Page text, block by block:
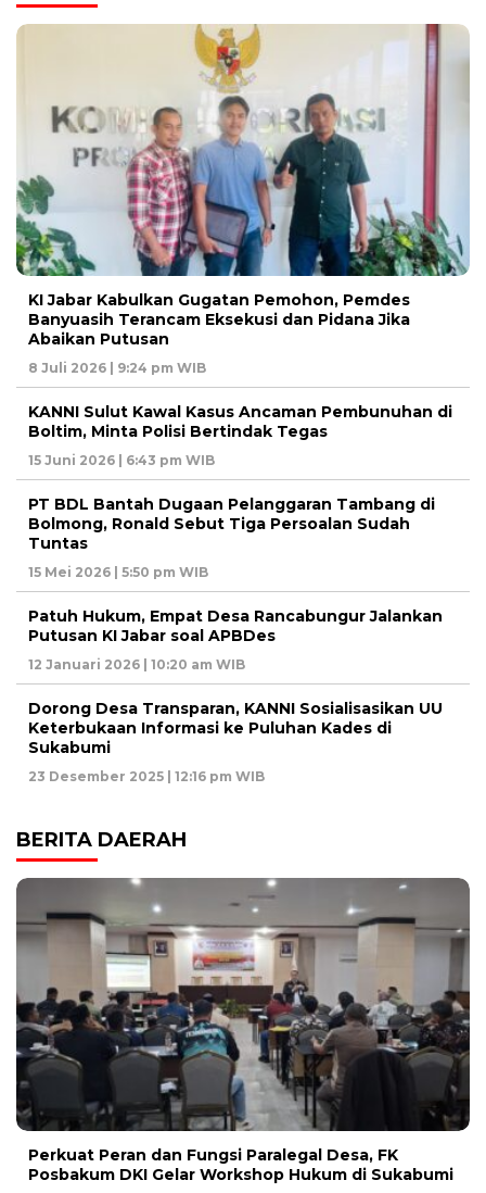
KI Jabar Kabulkan Gugatan Pemohon, Pemdes
Banyuasih Terancam Eksekusi dan Pidana Jika
Abaikan Putusan
8 Juli 2026 | 9:24 pm WIB
KANNI Sulut Kawal Kasus Ancaman Pembunuhan di
Boltim, Minta Polisi Bertindak Tegas
15 Juni 2026 | 6:43 pm WIB
PT BDL Bantah Dugaan Pelanggaran Tambang di
Bolmong, Ronald Sebut Tiga Persoalan Sudah
Tuntas
15 Mei 2026 | 5:50 pm WIB
Patuh Hukum, Empat Desa Rancabungur Jalankan
Putusan KI Jabar soal APBDes
12 Januari 2026 | 10:20 am WIB
Dorong Desa Transparan, KANNI Sosialisasikan UU
Keterbukaan Informasi ke Puluhan Kades di
Sukabumi
23 Desember 2025 | 12:16 pm WIB
BERITA DAERAH
Perkuat Peran dan Fungsi Paralegal Desa, FK
Posbakum DKI Gelar Workshop Hukum di Sukabumi